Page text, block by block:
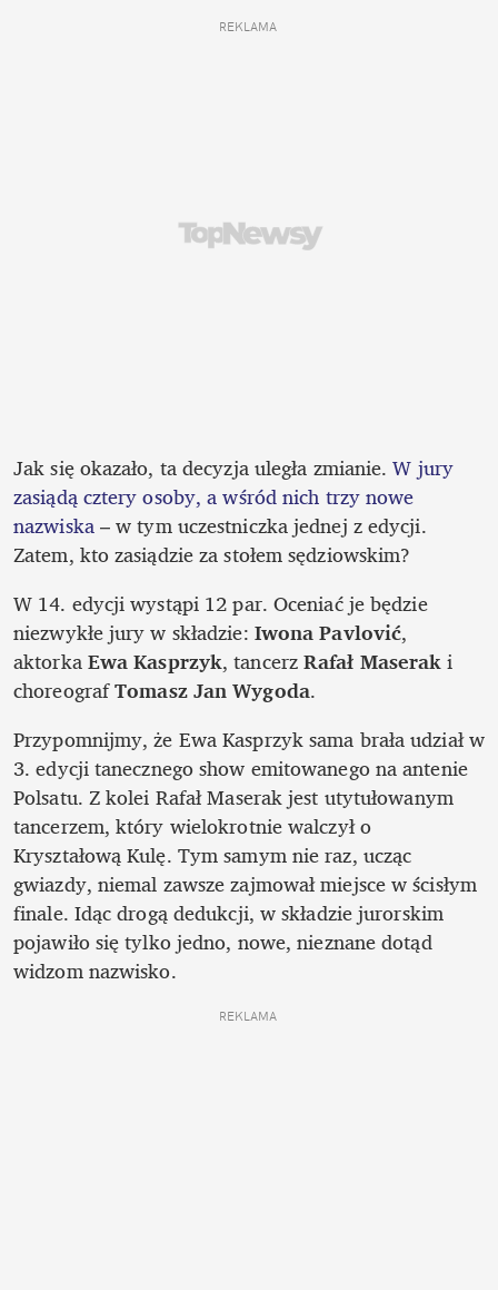
REKLAMA
Jak się okazało, ta decyzja uległa zmianie. W jury
zasiądą cztery osoby, a wśród nich trzy nowe
nazwiska – w tym uczestniczka jednej z edycji.
Zatem, kto zasiądzie za stołem sędziowskim?
W 14. edycji wystąpi 12 par. Oceniać je będzie
niezwykłe jury w składzie: Iwona Pavlović,
aktorka Ewa Kasprzyk, tancerz Rafał Maserak i
choreograf Tomasz Jan Wygoda.
Przypomnijmy, że Ewa Kasprzyk sama brała udział w
3. edycji tanecznego show emitowanego na antenie
Polsatu. Z kolei Rafał Maserak jest utytułowanym
tancerzem, który wielokrotnie walczył o
Kryształową Kulę. Tym samym nie raz, ucząc
gwiazdy, niemal zawsze zajmował miejsce w ścisłym
finale. Idąc drogą dedukcji, w składzie jurorskim
pojawiło się tylko jedno, nowe, nieznane dotąd
widzom nazwisko.
REKLAMA